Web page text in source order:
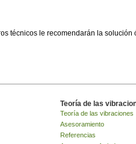
técnicos le recomendarán la
Teoría de las
Teoría de las vibraciones
Asesoramiento
Referencias